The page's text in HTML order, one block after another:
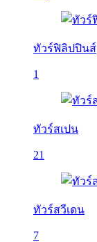
ทัวร์ฟิลิปปินส์
1
ทัวร์สเปน
21
ทัวร์สวีเดน
7